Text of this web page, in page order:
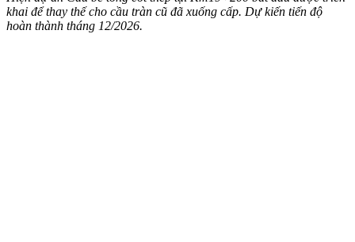
khai để thay thế cho cầu tràn cũ đã xuống cấp. Dự kiến tiến độ
hoàn thành tháng 12/2026.